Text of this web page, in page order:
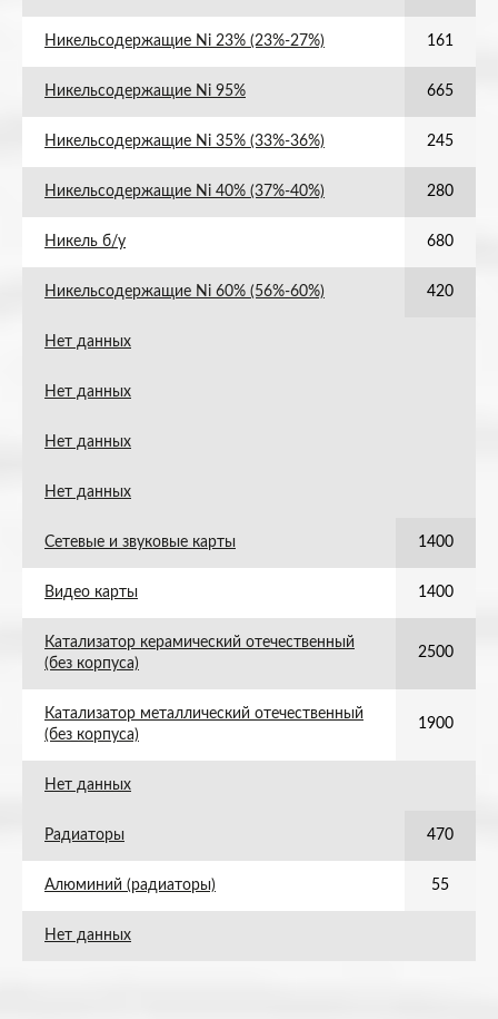
Никельсодержащие Ni 23% (23%-27%) 161
Никельсодержащие Ni 95% 665
Никельсодержащие Ni 35% (33%-36%) 245
Никельсодержащие Ni 40% (37%-40%) 280
Никель б/у 680
Никельсодержащие Ni 60% (56%-60%) 420
Нет данных
Нет данных
Нет данных
Нет данных
Сетевые и звуковые карты 1400
Видео карты 1400
Катализатор керамический отечественный
(без корпуса)
2500
Катализатор металлический отечественный
(без корпуса)
1900
Нет данных
Радиаторы 470
Алюминий (радиаторы) 55
Нет данных